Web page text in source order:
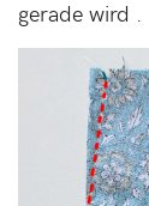
gerade wird .